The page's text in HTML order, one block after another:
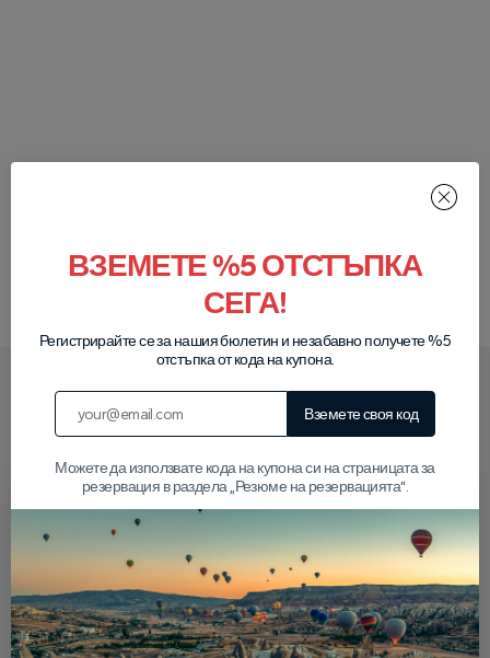
Напишете отзив
Как протича целият процес?
Резервирайте
своята
обиколка
Намерете най-
добрата си обиколка
и направете своята
Плащане в
превозно
средство
Когато дойдем да ви
вземем, можете да
платите в брой.
ВЗЕМЕТЕ %5 ОТСТЪПКА
СЕГА!
Регистрирайте се за нашия бюлетин и незабавно получете %5
отстъпка от кода на купона.
Вземете своя код
Можете да използвате кода на купона си на страницата за
резервация в раздела „Резюме на резервацията“.